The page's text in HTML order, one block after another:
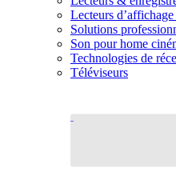
Lecteurs
Solutions
Son pour home
Technologies de
Téléviseurs